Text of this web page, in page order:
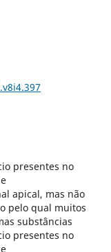
presentes no
apical, mas não
pelo qual muitos
substâncias
presentes no